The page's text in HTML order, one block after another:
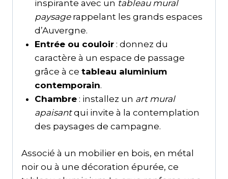
inspirante avec un tableau mural
paysagerappelant les grands espaces
d’Auvergne.
Entrée ou couloir: donnez du
caractère à un espace de passage
grâce à ce tableau aluminium
contemporain.
Chambre: installez un art mural
apaisantqui invite à la contemplation
des paysages de campagne.
Associé à un mobilier en bois, en métal
noir ou à une décoration épurée, ce